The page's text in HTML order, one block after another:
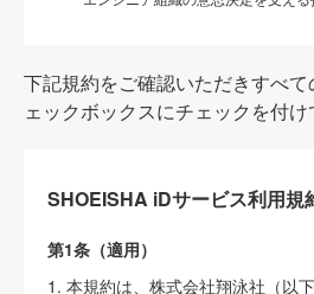
下記規約をご確認いただきすべ
ェックボックスにチェックを付け
SHOEISHA iDサービス利用規
第1条（適用）
1. 本規約は、株式会社翔泳社（以